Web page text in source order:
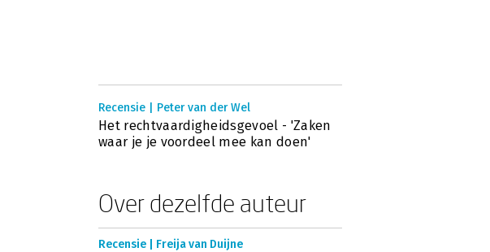
Recensie | Peter van der Wel
Het rechtvaardigheidsgevoel - 'Zaken
waar je je voordeel mee kan doen'
Over dezelfde auteur
Recensie | Freija van Duijne